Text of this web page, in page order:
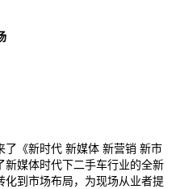
了《新时代 新媒体 新营销 新市
新媒体时代下二手车行业的全新
化到市场布局，为现场从业者提